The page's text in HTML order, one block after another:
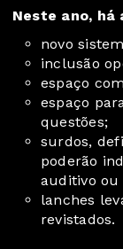
Neste ano, há
novo
inclusão
espaço
espaço
questões;
surdos,
poderão
auditivo
lanches
revistados.